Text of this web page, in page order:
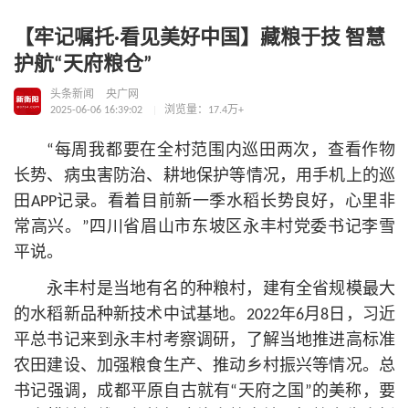
【牢记嘱托·看见美好中国】藏粮于技 智慧
护航“天府粮仓”
头条新闻
央广网
2025-06-06 16:39:02
浏览量：17.4万+
“每周我都要在全村范围内巡田两次，查看作物
长势、病虫害防治、耕地保护等情况，用手机上的巡
田APP记录。看着目前新一季水稻长势良好，心里非
常高兴。”四川省眉山市东坡区永丰村党委书记李雪
平说。
永丰村是当地有名的种粮村，建有全省规模最大
的水稻新品种新技术中试基地。2022年6月8日，习近
平总书记来到永丰村考察调研，了解当地推进高标准
农田建设、加强粮食生产、推动乡村振兴等情况。总
书记强调，成都平原自古就有“天府之国”的美称，要